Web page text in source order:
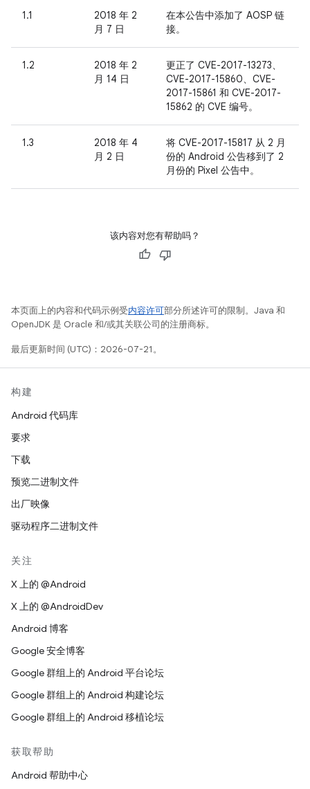
1.1
2018 年 2
月 7 日
在本公告中添加了 AOSP 链
接。
1.2
2018 年 2
月 14 日
更正了 CVE-2017-13273、
CVE-2017-15860、CVE-
2017-15861 和 CVE-2017-
15862 的 CVE 编号。
1.3
2018 年 4
月 2 日
将 CVE-2017-15817 从 2 月
份的 Android 公告移到了 2
月份的 Pixel 公告中。
该内容对您有帮助吗？
本页面上的内容和代码示例受内容许可部分所述许可的限制。Java 和
OpenJDK 是 Oracle 和/或其关联公司的注册商标。
最后更新时间 (UTC)：2026-07-21。
构建
Android 代码库
要求
下载
预览二进制文件
出厂映像
驱动程序二进制文件
关注
X 上的 @Android
X 上的 @AndroidDev
Android 博客
Google 安全博客
Google 群组上的 Android 平台论坛
Google 群组上的 Android 构建论坛
Google 群组上的 Android 移植论坛
获取帮助
Android 帮助中心